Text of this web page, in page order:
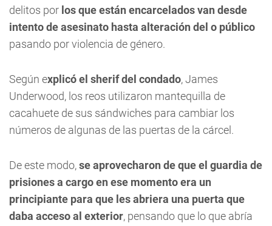
delitos por los que están encarcelados van desde
intento de asesinato hasta alteración del o público
pasando por violencia de género.
Según explicó el sherif del condado, James
Underwood, los reos utilizaron mantequilla de
cacahuete de sus sándwiches para cambiar los
números de algunas de las puertas de la cárcel.
De este modo,se aprovecharon de que el guardia de
prisiones a cargo en ese momento era un
principiante para que les abriera una puerta que
daba acceso al exterior, pensando que lo que abría